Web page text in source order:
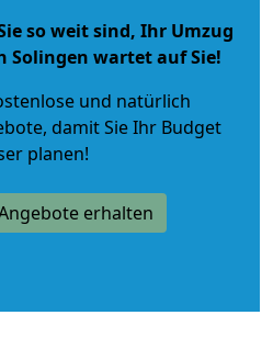
so weit sind, Ihr Umzug
Solingen wartet auf Sie!
und natürlich
, damit Sie Ihr Budget
planen!
erhalten